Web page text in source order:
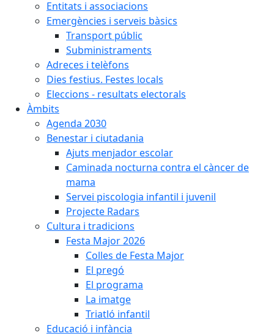
Entitats i associacions
Emergències i serveis bàsics
Transport públic
Subministraments
Adreces i telèfons
Dies festius. Festes locals
Eleccions - resultats electorals
Àmbits
Agenda 2030
Benestar i ciutadania
Ajuts menjador escolar
Caminada nocturna contra el càncer de
mama
Servei piscologia infantil i juvenil
Projecte Radars
Cultura i tradicions
Festa Major 2026
Colles de Festa Major
El pregó
El programa
La imatge
Triatló infantil
Educació i infància